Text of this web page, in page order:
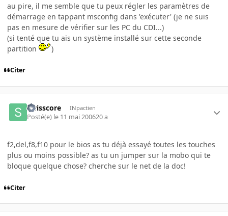
au pire, il me semble que tu peux régler les paramètres de
démarrage en tappant msconfig dans 'exécuter' (je ne suis
pas en mesure de vérifier sur les PC du CDI...)
(si tenté que tu ais un système installé sur cette seconde
partition
)
Citer
swisscore INpactien
Posté(e) le 11 mai 200620 a
f2,del,f8,f10 pour le bios as tu déjà essayé toutes les touches
plus ou moins possible? as tu un jumper sur la mobo qui te
bloque quelque chose? cherche sur le net de la doc!
Citer